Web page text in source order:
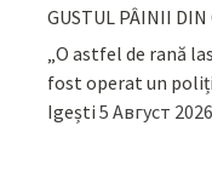
GUSTUL PÂINII DIN
„O astfel de rană
fost operat un
Igești 5 Август 2026